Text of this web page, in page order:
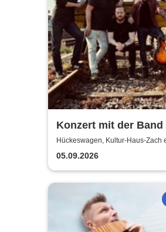
Konzert mit der Band
Feat - Mix aus Blues,
Balladen, jazzige
Hückeswagen, Kultur-Haus-Zach
05.09.2026